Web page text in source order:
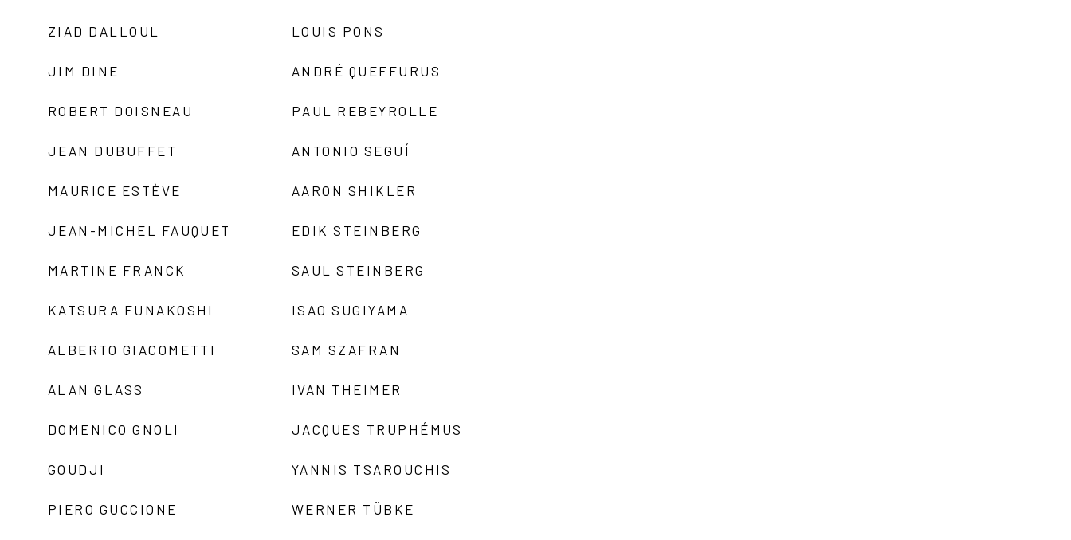
ZIAD DALLOUL
JIM DINE
ROBERT DOISNEAU
JEAN DUBUFFET
MAURICE ESTÈVE
JEAN-MICHEL FAUQUET
MARTINE FRANCK
KATSURA FUNAKOSHI
ALBERTO GIACOMETTI
ALAN GLASS
DOMENICO GNOLI
GOUDJI
PIERO GUCCIONE
LOUIS PONS
ANDRÉ QUEFFURUS
PAUL REBEYROLLE
ANTONIO SEGUÍ
AARON SHIKLER
EDIK STEINBERG
SAUL STEINBERG
ISAO SUGIYAMA
SAM SZAFRAN
IVAN THEIMER
JACQUES TRUPHÉMUS
YANNIS TSAROUCHIS
WERNER TÜBKE